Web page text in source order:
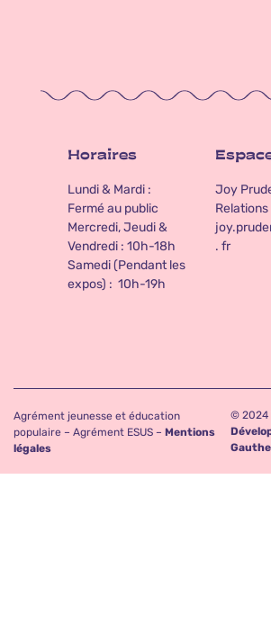
Horaires
Lundi & Mardi :
Fermé au public
Mercredi, Jeudi &
Vendredi : 10h-18h
Samedi (Pendant les
expos) : 10h-19h
Joy
. fr
Agrément jeunesse et éducation
populaire – Agrément ESUS – Mentions
légales
© 2024